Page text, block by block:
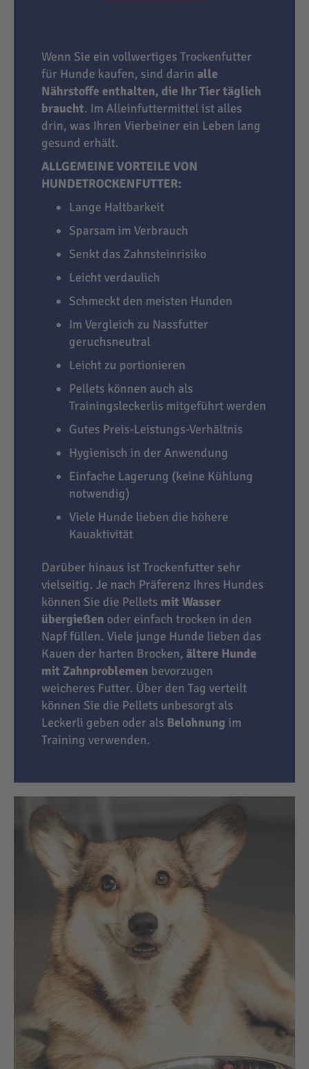
Wenn Sie ein vollwertiges Trockenfutter
für Hunde kaufen, sind darin alle
Nährstoffe enthalten, die Ihr Tier täglich
braucht. Im Alleinfuttermittel ist alles
drin, was Ihren Vierbeiner ein Leben lang
gesund erhält.
ALLGEMEINE VORTEILE VON
HUNDETROCKENFUTTER:
Lange Haltbarkeit
Sparsam im Verbrauch
Senkt das Zahnsteinrisiko
Leicht verdaulich
Schmeckt den meisten Hunden
Im Vergleich zu Nassfutter
geruchsneutral
Leicht zu portionieren
Pellets können auch als
Trainingsleckerlis mitgeführt werden
Gutes Preis-Leistungs-Verhältnis
Hygienisch in der Anwendung
Einfache Lagerung (keine Kühlung
notwendig)
Viele Hunde lieben die höhere
Kauaktivität
Darüber hinaus ist Trockenfutter sehr
vielseitig. Je nach Präferenz Ihres Hundes
können Sie die Pellets mit Wasser
übergießen oder einfach trocken in den
Napf füllen. Viele junge Hunde lieben das
Kauen der harten Brocken, ältere Hunde
mit Zahnproblemen bevorzugen
weicheres Futter. Über den Tag verteilt
können Sie die Pellets unbesorgt als
Leckerli geben oder als Belohnung im
Training verwenden.